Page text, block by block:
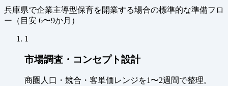
兵庫県で企業主導型保育を開業する場合の標準的な準備フロ
ー（ 目安 6〜9か月 ）
1
市場調査・コンセプト設計
商圏人口・競合・客単価レンジを1〜2週間で整理。